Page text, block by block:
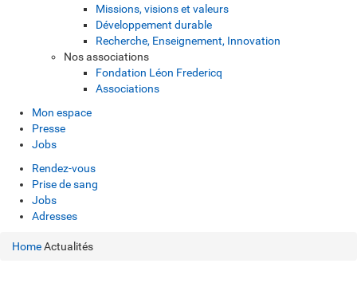
Missions, visions et valeurs
Développement durable
Recherche, Enseignement, Innovation
Nos associations
Fondation Léon Fredericq
Associations
Mon espace
Presse
Jobs
Rendez-vous
Prise de sang
Jobs
Adresses
HomeActualités